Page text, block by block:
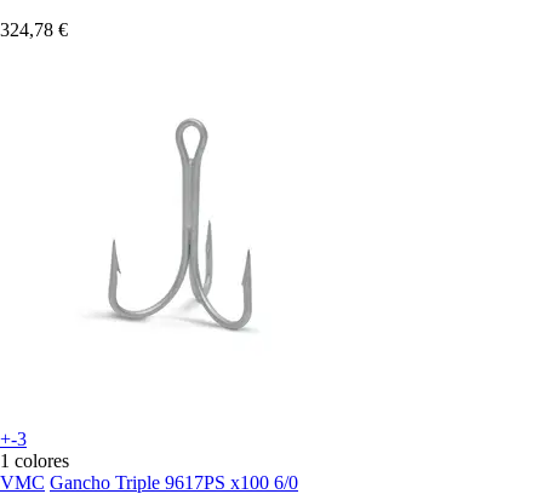
324,78 €
+-3
1 colores
VMC Gancho Triple 9617PS x100 6/0